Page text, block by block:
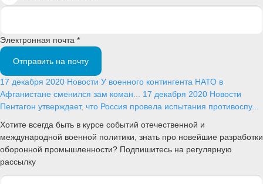
Электронная почта *
Отправить на почту
17 декабря 2020 Новости У военного контингента НАТО в
Афганистане сменился зам коман... 17 декабря 2020 Новости
Пентагон утверждает, что Россия провела испытания противоспу...
Хотите всегда быть в курсе событий отечественной и
международной военной политики, знать про новейшие разработки
оборонной промышленности? Подпишитесь на регулярную
рассылку